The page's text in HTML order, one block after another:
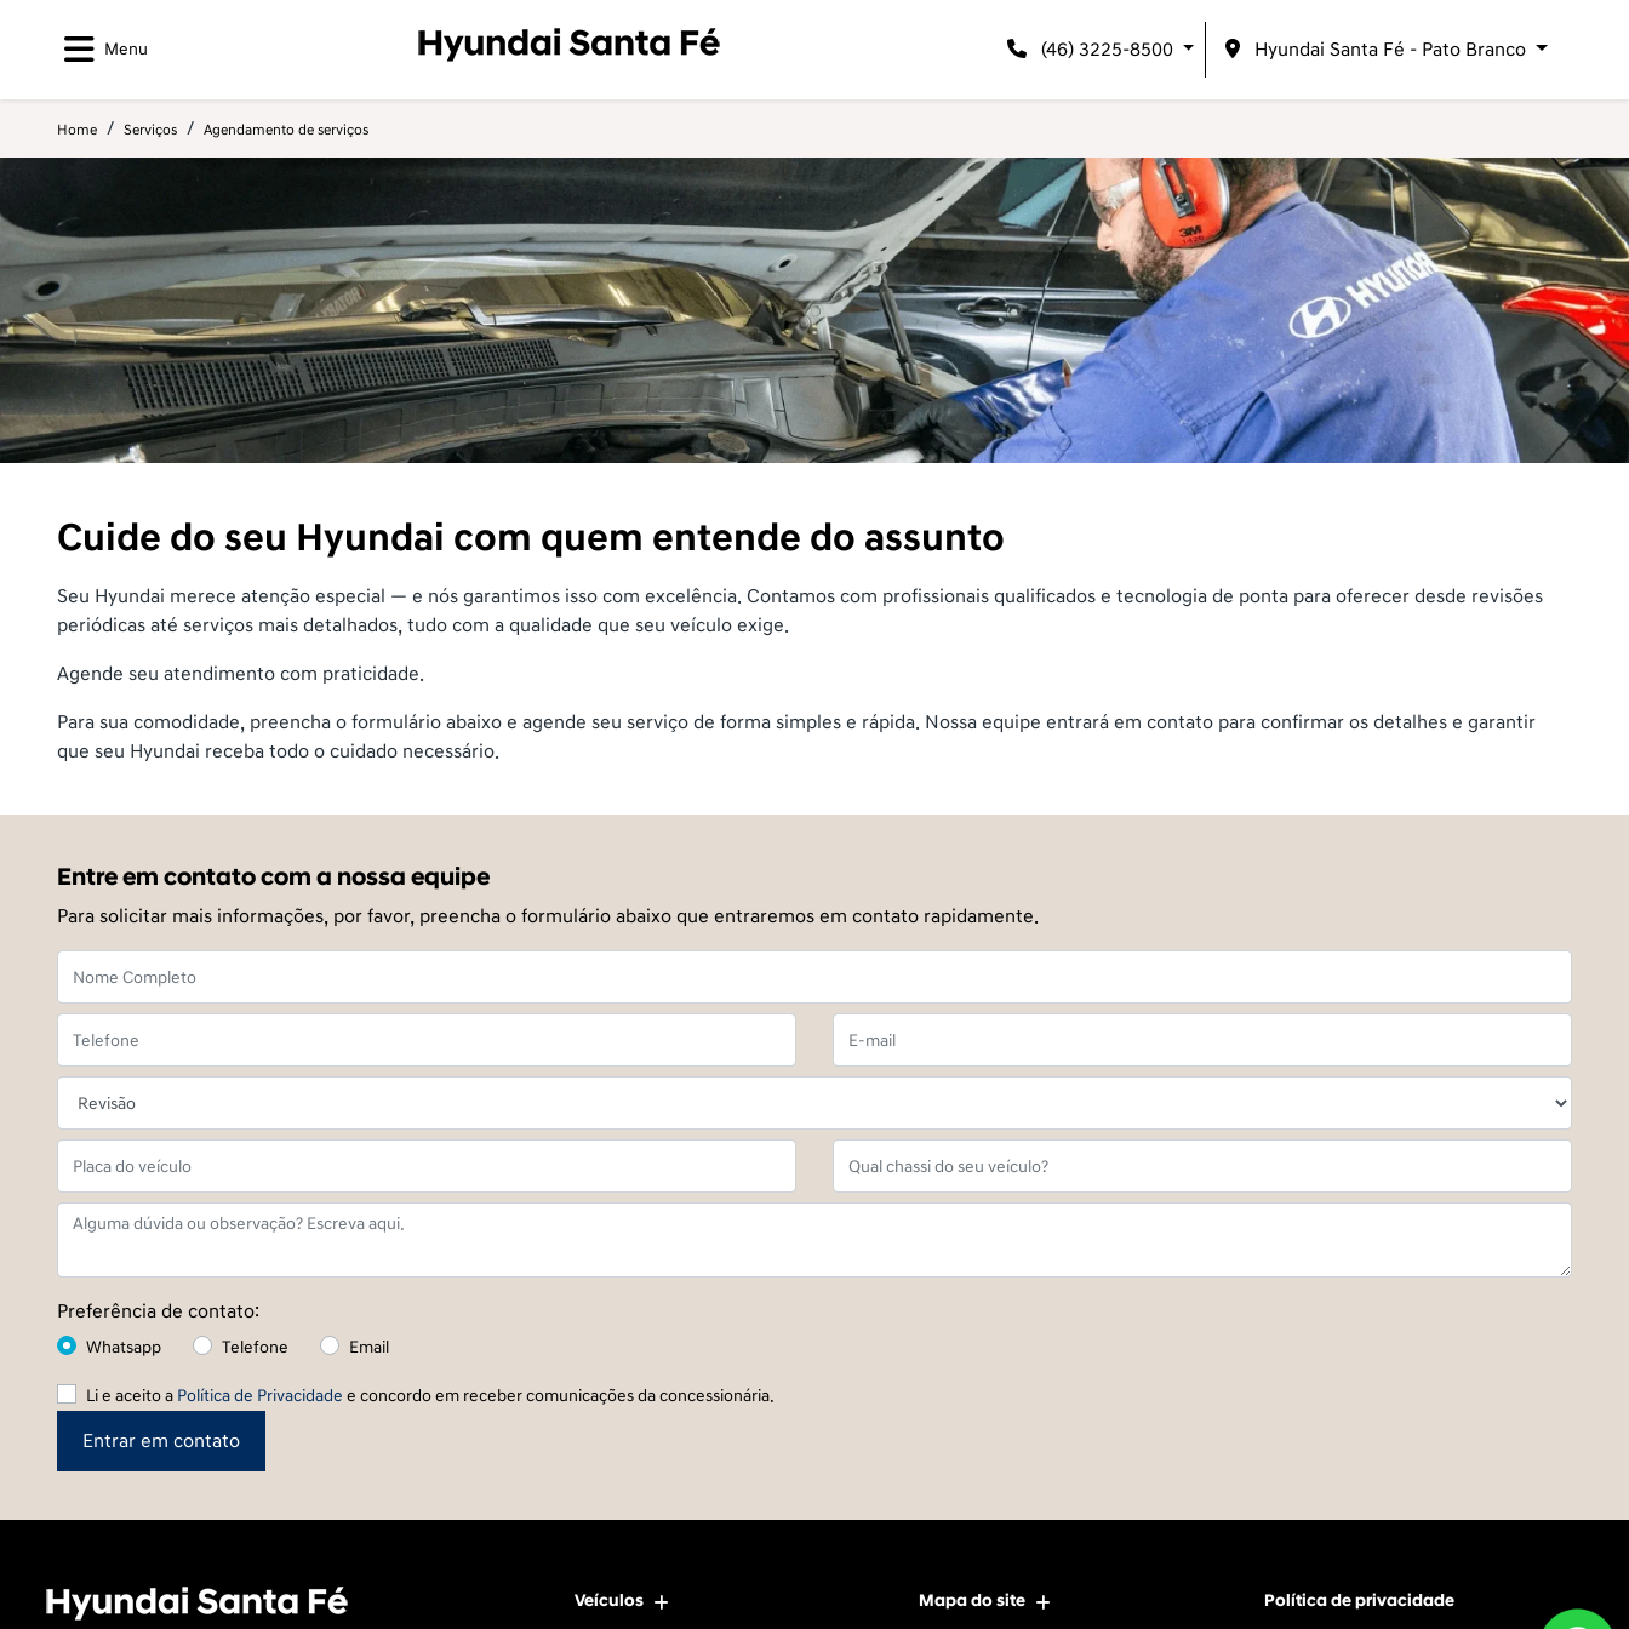
Menu (46) 3225-8500 Hyundai Santa Fé - Pato Branco
Home Serviços Agendamento de serviços
Cuide do seu Hyundai com quem entende do assunto
Seu Hyundai merece atenção especial — e nós garantimos isso com excelência. Contamos com profissionais qualificados e tecnologia de ponta para oferecer desde revisões
periódicas até serviços mais detalhados, tudo com a qualidade que seu veículo exige.
Agende seu atendimento com praticidade.
Para sua comodidade, preencha o formulário abaixo e agende seu serviço de forma simples e rápida. Nossa equipe entrará em contato para confirmar os detalhes e garantir
que seu Hyundai receba todo o cuidado necessário.
Entre em contato com a nossa equipe
Para solicitar mais informações, por favor, preencha o formulário abaixo que entraremos em contato rapidamente.
Preferência de contato:
Whatsapp Telefone Email
Li e aceito a Política de Privacidade e concordo em receber comunicações da concessionária.
Entrar em contato
Veículos Mapa do site Política de privacidade